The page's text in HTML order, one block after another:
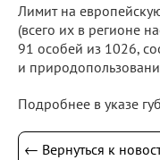
Лимит на
(всего их в регионе
91 особей из 1026,
и
Подробнее в указе
← Вернуться к